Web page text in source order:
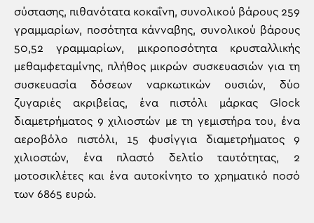
σύστασης, πιθανότατα κοκαΐνη, συνολικού βάρους 259
γραμμαρίων, ποσότητα κάνναβης, συνολικού βάρους
50,52 γραμμαρίων, μικροποσότητα κρυσταλλικής
μεθαμφεταμίνης, πλήθος μικρών συσκευασιών για τη
συσκευασία δόσεων ναρκωτικών ουσιών, δύο
ζυγαριές ακριβείας, ένα πιστόλι μάρκας Glock
διαμετρήματος 9 χιλιοστών με τη γεμιστήρα του, ένα
αεροβόλο πιστόλι, 15 φυσίγγια διαμετρήματος 9
χιλιοστών, ένα πλαστό δελτίο ταυτότητας, 2
μοτοσικλέτες και ένα αυτοκίνητο το χρηματικό ποσό
των 6865 ευρώ.